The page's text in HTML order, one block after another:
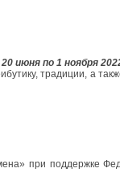
июня по 1 ноября
традиции, а
при поддержке